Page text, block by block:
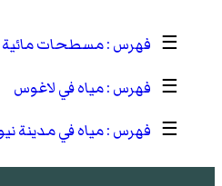
☰
مسطحات
☰
مياه في لاغوس
☰
مياه في مدينة